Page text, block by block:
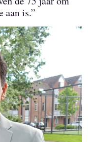
aan is.”